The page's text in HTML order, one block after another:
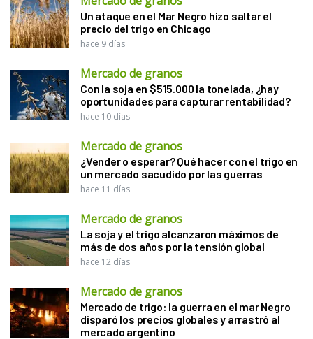
Un ataque en el Mar Negro hizo saltar el
precio del trigo en Chicago
hace 9 días
Mercado de granos
Con la soja en $515.000 la tonelada, ¿hay
oportunidades para capturar rentabilidad?
hace 10 días
Mercado de granos
¿Vender o esperar? Qué hacer con el trigo en
un mercado sacudido por las guerras
hace 11 días
Mercado de granos
La soja y el trigo alcanzaron máximos de
más de dos años por la tensión global
hace 12 días
Mercado de granos
Mercado de trigo: la guerra en el mar Negro
disparó los precios globales y arrastró al
mercado argentino